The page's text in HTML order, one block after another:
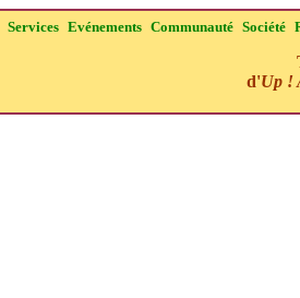
Services Evénements Communauté Société
d'Up !